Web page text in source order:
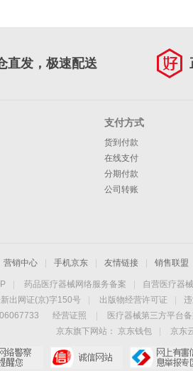
直发，极速配送
支付方式
货到付款
在线支付
分期付款
公司转账
营销中心 手机京东 友情链接 销售联盟
药品医疗器械网络服务备案 自营医疗器
出网证(京)字150号
出版物经营许可证
经营证照 医疗器械第三方平台
京东旗下网站：
京东钱包
京东